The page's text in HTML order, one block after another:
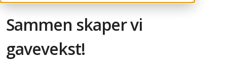
Sammen skaper vi
gavevekst!